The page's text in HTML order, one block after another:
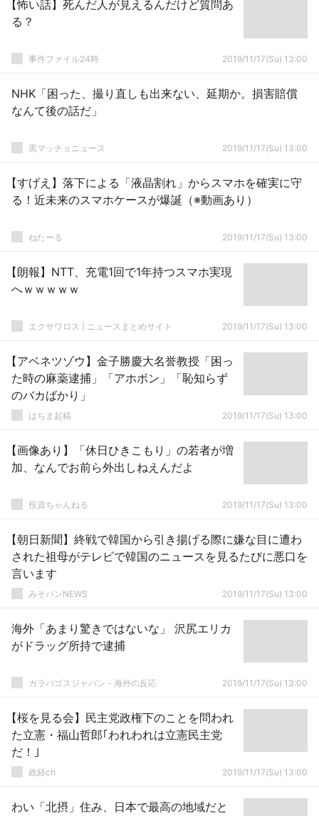
【怖い話】死んだ人が見えるんだけど質問あ
る？
事件ファイル24時 2019/11/17(Su) 13:00
NHK「困った、撮り直しも出来ない、延期か。損害賠償
なんて後の話だ」
黒マッチョニュース 2019/11/17(Su) 13:00
【すげえ】落下による「液晶割れ」からスマホを確実に守
る！近未来のスマホケースが爆誕（※動画あり）
ねたーる 2019/11/17(Su) 13:00
【朗報】NTT、充電1回で1年持つスマホ実現
へｗｗｗｗｗ
エクサワロス | ニュースまとめサイト 2019/11/17(Su) 13:00
【アベネツゾウ】金子勝慶大名誉教授「困っ
た時の麻薬逮捕」「アホボン」「恥知らず
のバカばかり」
はちま起稿 2019/11/17(Su) 13:00
【画像あり】「休日ひきこもり」の若者が増
加、なんでお前ら外出しねえんだよ
投資ちゃんねる 2019/11/17(Su) 13:00
【朝日新聞】終戦で韓国から引き揚げる際に嫌な目に遭わ
された祖母がテレビで韓国のニュースを見るたびに悪口を
言います
みそパンNEWS 2019/11/17(Su) 13:00
海外「あまり驚きではないな」 沢尻エリカ
がドラッグ所持で逮捕
ガラパゴスジャパン - 海外の反応 2019/11/17(Su) 13:00
【桜を見る会】民主党政権下のことを問われ
た立憲・福山哲郎｢われわれは立憲民主党
だ！｣
政経ch 2019/11/17(Su) 13:00
わい「北摂」住み、日本で最高の地域だと